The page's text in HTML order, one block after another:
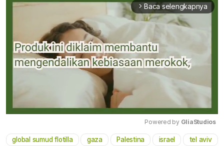
arrow_forward_ios Baca selengkapnya
Mute
Powered by GliaStudios
global sumud flotilla gaza Palestina israel tel aviv